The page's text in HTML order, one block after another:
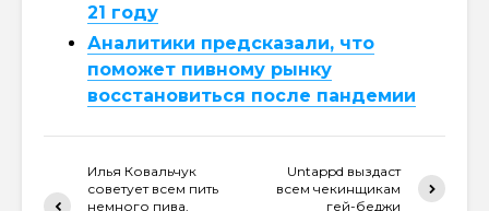
21 году
Аналитики предсказали, что
поможет пивному рынку
восстановиться после пандемии
Илья Ковальчук
советует всем пить
немного пива,
Untappd выздаст
всем чекинщикам
гей-беджи